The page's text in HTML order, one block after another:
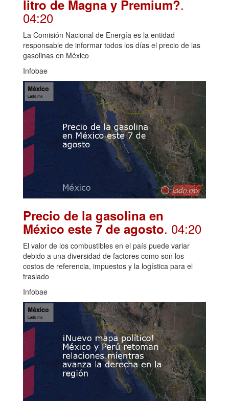
litro de Magna y Premium?.
04:20
La Comisión Nacional de Energía es la entidad
responsable de informar todos los días el precio de las
gasolinas en México
Infobae
Precio de la gasolina en
México este 7 de agosto. 04:20
El valor de los combustibles en el país puede variar
debido a una diversidad de factores como son los
costos de referencia, impuestos y la logística para el
traslado
Infobae